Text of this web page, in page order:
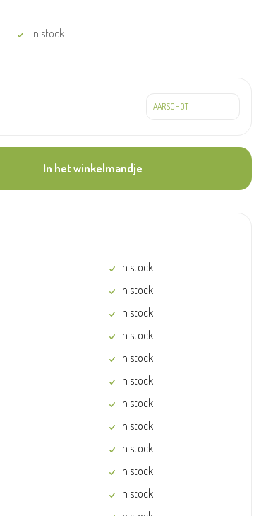
In stock
In het winkelmandje
In stock
In stock
In stock
In stock
In stock
In stock
In stock
In stock
In stock
In stock
In stock